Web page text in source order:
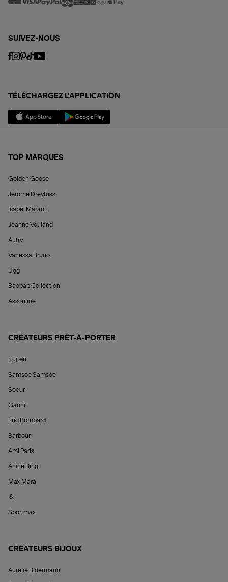
SUIVEZ-NOUS
TÉLÉCHARGEZ L'APPLICATION
TOP MARQUES
Golden Goose
Jérôme Dreyfuss
Isabel Marant
Jeanne Vouland
Autry
Vanessa Bruno
Ugg
Baobab Collection
Assouline
CRÉATEURS PRÊT-À-PORTER
Kujten
Samsoe Samsoe
Soeur
Ganni
Éric Bompard
Barbour
Ami Paris
Anine Bing
Max Mara
&
Sportmax
CRÉATEURS BIJOUX
Aurélie Bidermann